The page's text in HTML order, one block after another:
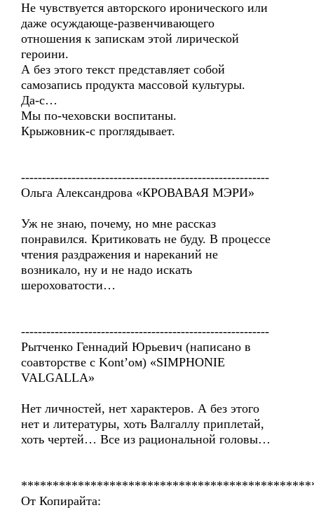
Не чувствуется авторского иронического или
даже осуждающе-развенчивающего
отношения к запискам этой лирической
героини.
А без этого текст представляет собой
самозапись продукта массовой культуры.
Да-с…
Мы по-чеховски воспитаны.
Крыжовник-с проглядывает.
-----------------------------------------------------------
Ольга Александрова «КРОВАВАЯ МЭРИ»
Уж не знаю, почему, но мне рассказ
понравился. Критиковать не буду. В процессе
чтения раздражения и нареканий не
возникало, ну и не надо искать
шероховатости…
-----------------------------------------------------------
Рытченко Геннадий Юрьевич (написано в
соавторстве с Kont’ом) «SIMPHONIE
VALGALLA»
Нет личностей, нет характеров. А без этого
нет и литературы, хоть Валгаллу приплетай,
хоть чертей… Все из рациональной головы…
От Копирайта: